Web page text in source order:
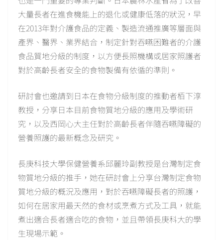
大量長者在進食機能上的退化或健康低落的狀況，早
在2013年對介護食品的定義、製造流通推廣等層面與
產界、醫界、業界結合，制定針對吞嚥困難者的介護
食品質地分級的制度，以方便長照機構或居家照護者
對於高齡長者安全的食物製備有依循的準則。
研討會也邀請到日本在食物分級制度的推動者栢下淳
教授，分享日本目前食物質地分級的應用及學術研
究，以及西岡心大主任對於高齡長者伴隨吞嚥障礙的
營養照護的最新概念及研究。
長庚科技大學保健營養系邱麗玲副教授是台灣制定食
物質地分級的推手，她在研討會上分享台灣制定食物
質地分級的概況及應用，對於吞嚥障礙長者的照護，
如何在居家用最天然的食材或烹煮方式及工具，就能
煮出適合長者適合吃的食物，並且帶領長庚科大的學
生現場示範。